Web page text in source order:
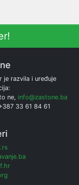
je razvila i uređuje
ne, info@zastone.ba
33 61 84 61